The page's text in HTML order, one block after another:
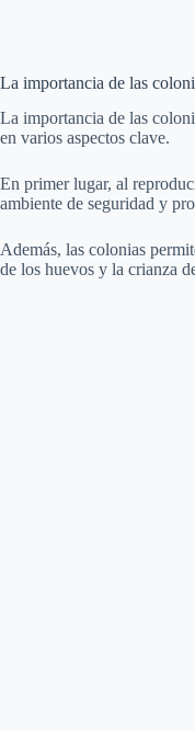
La importancia de las
La importancia de las
en varios aspectos clave.
En primer lugar, al
ambiente de seguridad y
Además, las colonias
de los huevos y la crianza